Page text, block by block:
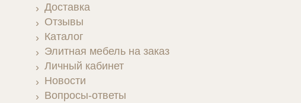
Доставка
Отзывы
Каталог
Элитная мебель на заказ
Личный кабинет
Новости
Вопросы-ответы